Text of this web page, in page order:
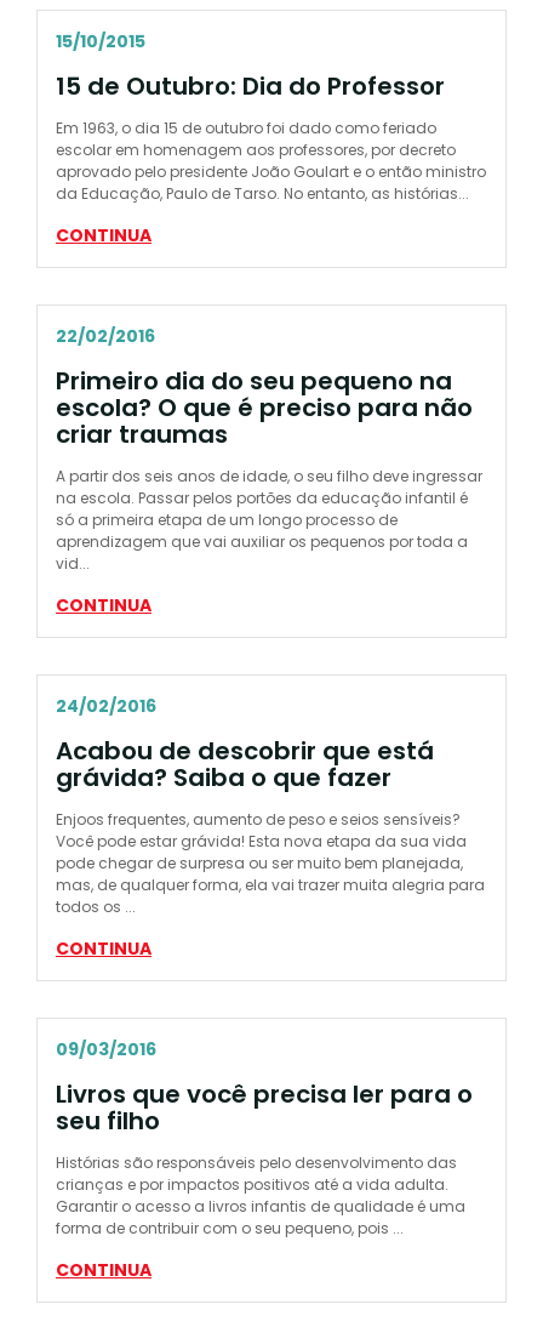
15/10/2015
15 de Outubro: Dia do Professor
Em 1963, o dia 15 de outubro foi dado como feriado
escolar em homenagem aos professores, por decreto
aprovado pelo presidente João Goulart e o então ministro
da Educação, Paulo de Tarso. No entanto, as histórias...
CONTINUA
22/02/2016
Primeiro dia do seu pequeno na
escola? O que é preciso para não
criar traumas
A partir dos seis anos de idade, o seu filho deve ingressar
na escola. Passar pelos portões da educação infantil é
só a primeira etapa de um longo processo de
aprendizagem que vai auxiliar os pequenos por toda a
vid...
CONTINUA
24/02/2016
Acabou de descobrir que está
grávida? Saiba o que fazer
Enjoos frequentes, aumento de peso e seios sensíveis?
Você pode estar grávida! Esta nova etapa da sua vida
pode chegar de surpresa ou ser muito bem planejada,
mas, de qualquer forma, ela vai trazer muita alegria para
todos os ...
CONTINUA
09/03/2016
Livros que você precisa ler para o
seu filho
Histórias são responsáveis pelo desenvolvimento das
crianças e por impactos positivos até a vida adulta.
Garantir o acesso a livros infantis de qualidade é uma
forma de contribuir com o seu pequeno, pois ...
CONTINUA